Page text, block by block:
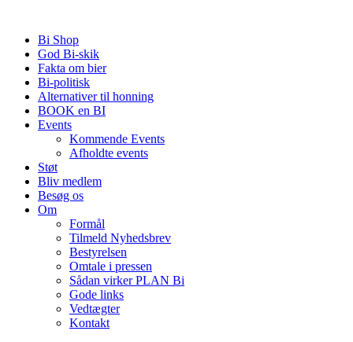
indholdBi Shop
God Bi-skik
Fakta om bier
Bi-politisk
Alternativer til honning
BOOK en BI
Events
Kommende Events
Afholdte events
Støt
Bliv medlem
Besøg os
Om
Formål
Tilmeld Nyhedsbrev
Bestyrelsen
Omtale i pressen
Sådan virker PLAN Bi
Gode links
Vedtægter
Kontakt